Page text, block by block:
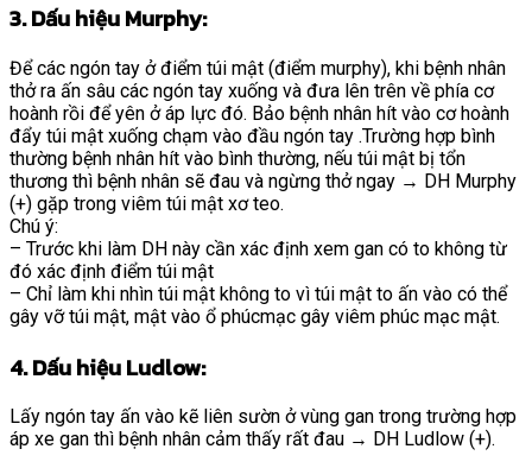
3. Dấu hiệu Murphy:
Để các ngón tay ở điểm túi mật (điểm murphy), khi bệnh nhân
thở ra ấn sâu các ngón tay xuống và đưa lên trên về phía cơ
hoành rồi để yên ở áp lực đó. Bảo bệnh nhân hít vào cơ hoành
đẩy túi mật xuống chạm vào đầu ngón tay .Trường hợp bình
thường bệnh nhân hít vào bình thường, nếu túi mật bị tổn
thương thì bệnh nhân sẽ đau và ngừng thở ngay → DH Murphy
(+) gặp trong viêm túi mật xơ teo.
Chú ý:
– Trước khi làm DH này cần xác định xem gan có to không từ
đó xác định điểm túi mật
– Chỉ làm khi nhìn túi mật không to vì túi mật to ấn vào có thể
gây vỡ túi mật, mật vào ổ phúcmạc gây viêm phúc mạc mật.
4. Dấu hiệu Ludlow:
Lấy ngón tay ấn vào kẽ liên sườn ở vùng gan trong trường hợp
áp xe gan thì bệnh nhân cảm thấy rất đau → DH Ludlow (+).